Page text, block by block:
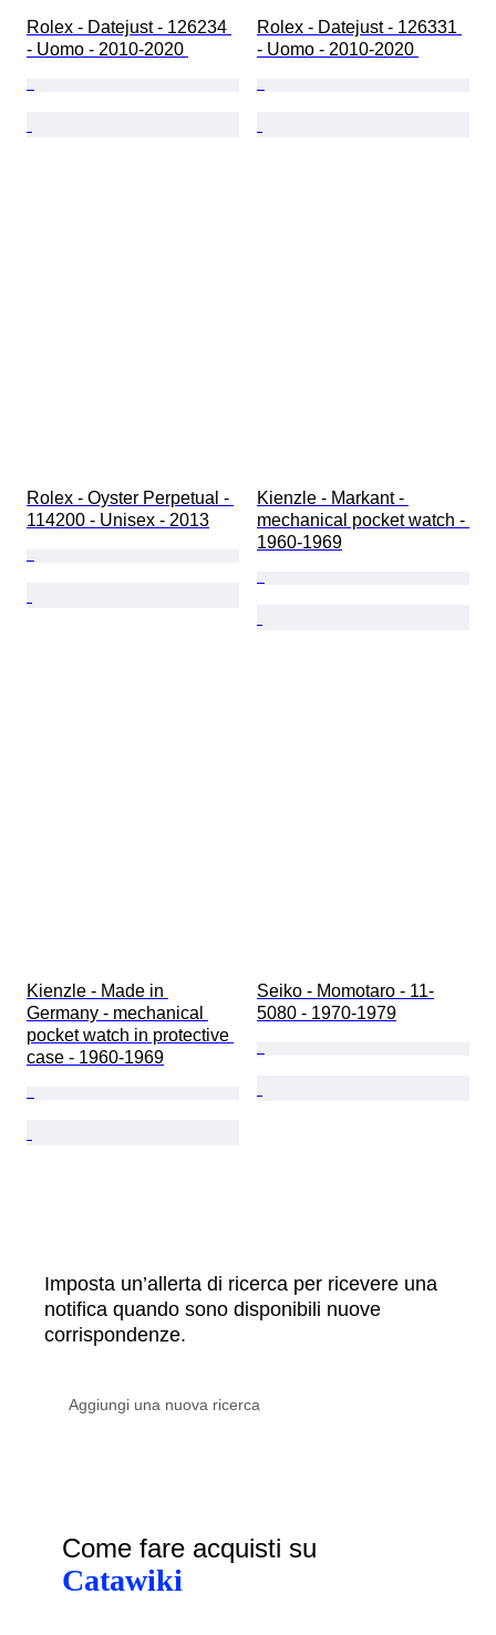
Rolex - Datejust - 126234
- Uomo - 2010-2020
Rolex - Datejust - 126331
- Uomo - 2010-2020
Rolex - Oyster Perpetual -
114200 - Unisex - 2013
Kienzle - Markant -
mechanical pocket watch -
1960-1969
Kienzle - Made in
Germany - mechanical
pocket watch in protective
case - 1960-1969
Seiko - Momotaro - 11-
5080 - 1970-1979
Imposta un’allerta di ricerca per ricevere una
notifica quando sono disponibili nuove
corrispondenze.
Come fare acquisti su
Catawiki